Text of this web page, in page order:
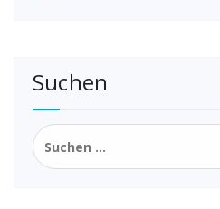
Suchen
Suchen
nach: